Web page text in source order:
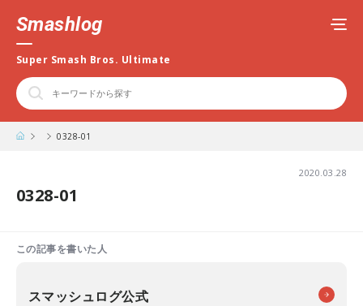
Smashlog
Super Smash Bros. Ultimate
0328-01
2020.03.28
0328-01
この記事を書いた人
スマッシュログ公式